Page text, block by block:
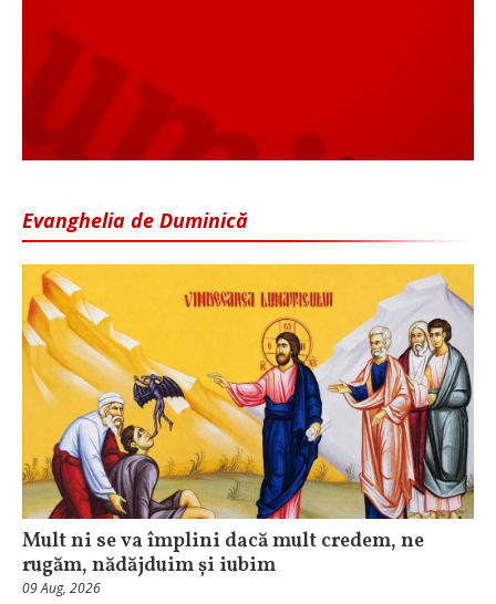
Evanghelia de Duminică
Mult ni se va împlini dacă mult credem, ne
rugăm, nădăjduim și iubim
09 Aug, 2026